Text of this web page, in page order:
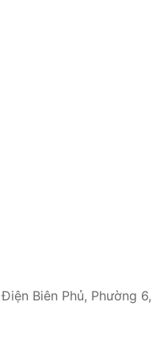
Điện Biên Phủ, Phường 6,